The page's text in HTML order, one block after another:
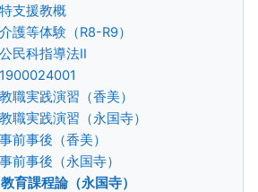
支援教概
護等体験（R8-R9）
民科指導法II
職実践演習（香美）
職実践演習（永国寺）
前事後（香美）
前事後（永国寺）
育課程論（永国寺）